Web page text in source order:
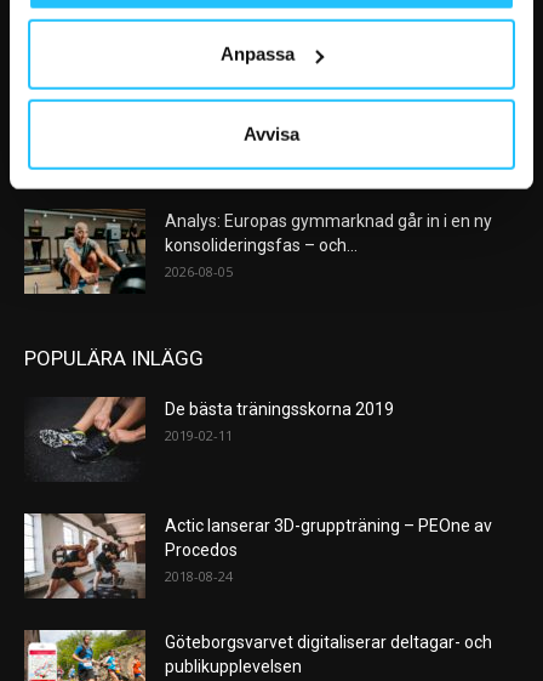
Anpassa
Avvisa
nästa stora kategori
AI kommer aldrig kunna ersätta en frukost
efter träningspasset
Analys: Europas gymmarknad går in i en ny
konsolideringsfas – och...
2026-08-05
POPULÄRA INLÄGG
De bästa träningsskorna 2019
2019-02-11
Actic lanserar 3D-gruppträning – PEOne av
Procedos
2018-08-24
Göteborgsvarvet digitaliserar deltagar- och
publikupplevelsen